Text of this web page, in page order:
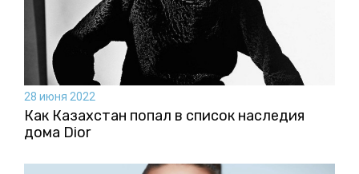
28 июня 2022
Как Казахстан попал в список наследия
дома Dior